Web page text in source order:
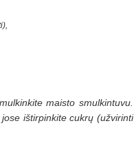
maisto smulkintuvu.
ištirpinkite cukrų (užvirinti